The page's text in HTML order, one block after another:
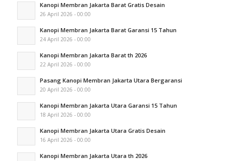
Kanopi Membran Jakarta Barat Gratis Desain
26 April 2026 - 00:00
Kanopi Membran Jakarta Barat Garansi 15 Tahun
24 April 2026 - 00:00
Kanopi Membran Jakarta Barat th 2026
22 April 2026 - 00:00
Pasang Kanopi Membran Jakarta Utara Bergaransi
20 April 2026 - 00:00
Kanopi Membran Jakarta Utara Garansi 15 Tahun
18 April 2026 - 00:00
Kanopi Membran Jakarta Utara Gratis Desain
16 April 2026 - 00:00
Kanopi Membran Jakarta Utara th 2026